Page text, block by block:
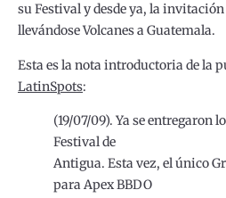
su Festival y desde ya, la
llevándose Volcanes a Guatemala.
Esta es la nota introductoria de la
LatinSpots:
(19/07/09). Ya se entregaron
Festival de
Antigua. Esta vez, el único
para Apex BBDO